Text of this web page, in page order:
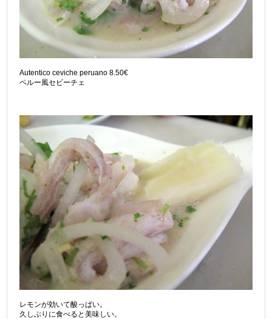
Autentico ceviche peruano 8.50€
ペルー風セビーチェ
レモンが効いて酸っぱい。
久しぶりに食べると美味しい。